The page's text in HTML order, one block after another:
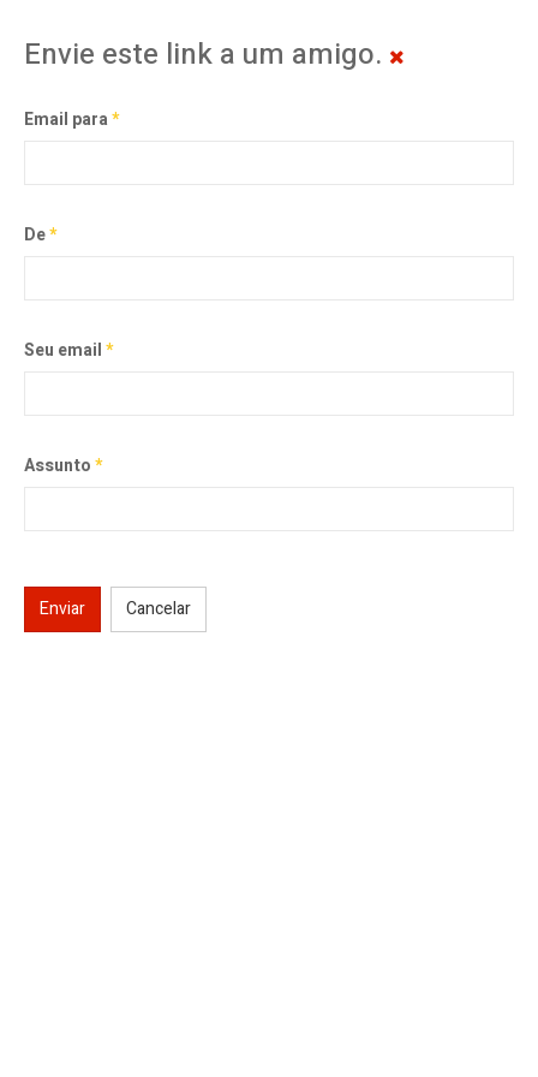
Envie este link a um amigo.
Email para*
De*
Seu email*
Assunto*
Enviar Cancelar